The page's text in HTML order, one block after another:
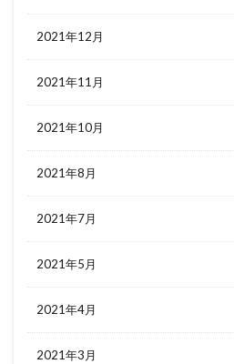
2021年12月
2021年11月
2021年10月
2021年8月
2021年7月
2021年5月
2021年4月
2021年3月